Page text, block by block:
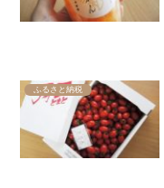
ふるさと納税